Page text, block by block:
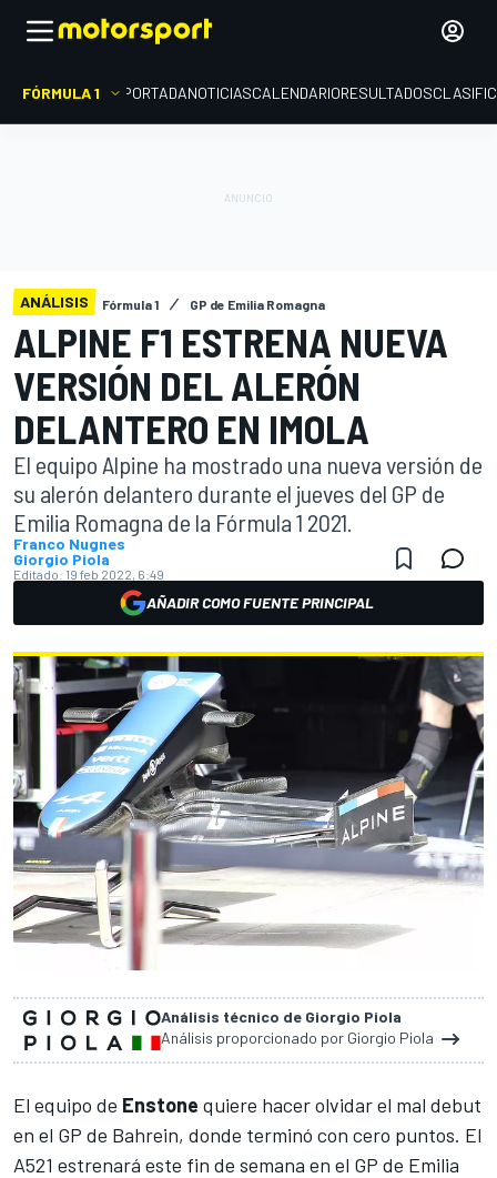
FÓRMULA 1 PORTADANOTICIASCALENDARIORESULTADOS
ANÁLISIS Fórmula 1 GP de Emilia Romagna
ALPINE F1 ESTRENA NUEVA
VERSIÓN DEL ALERÓN
DELANTERO EN IMOLA
El equipo Alpine ha mostrado una nueva versión de
su alerón delantero durante el jueves del GP de
Emilia Romagna de la Fórmula 1 2021.
Franco Nugnes
Giorgio Piola
Editado: 19 feb 2022, 6:49
AÑADIR COMO FUENTE PRINCIPAL
Análisis técnico de Giorgio Piola
Análisis proporcionado por Giorgio Piola
El equipo de Enstone quiere hacer olvidar el mal debut
en el GP de Bahrein, donde terminó con cero puntos. El
A521 estrenará este fin de semana en el GP de Emilia